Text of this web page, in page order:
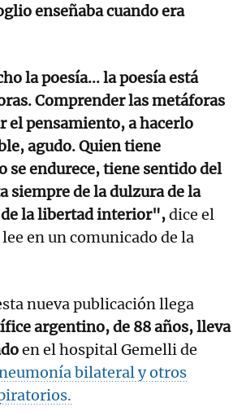
enseñaba cuando era
la poesía... la poesía está
Comprender las metáforas
el pensamiento, a hacerlo
agudo. Quien tiene
se endurece, tiene sentido del
siempre de la dulzura de la
la libertad interior",dice el
en un comunicado de la
nueva publicación llega
argentino, de 88 años, lleva
en el hospital Gemelli de
bilateral y otros